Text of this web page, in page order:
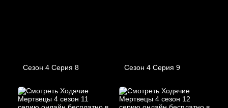
Сезон 4 Серия 8 Сезон 4 Серия 9